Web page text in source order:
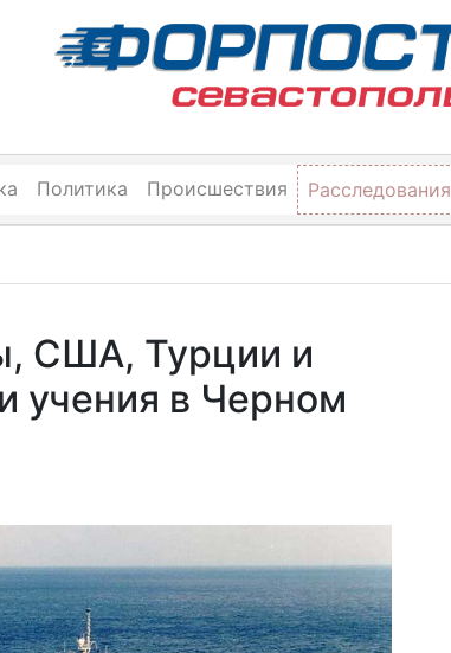
Политика Происшествия Расследования
США, Турции и
учения в Черном